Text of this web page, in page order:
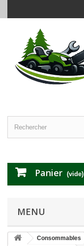
Panier (vide)
MENU
Consommables